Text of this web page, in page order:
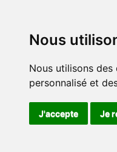
Nous
Nous utilisons
personnalisé et
J'accepte Je